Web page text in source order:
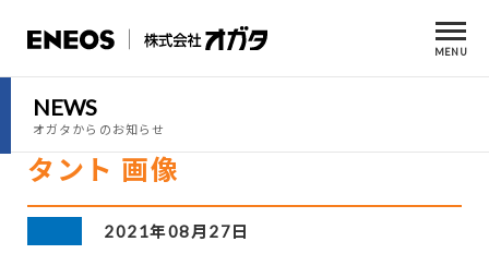
MENU
NEWS
オガタからのお知らせ
タント 画像
2021年08月27日